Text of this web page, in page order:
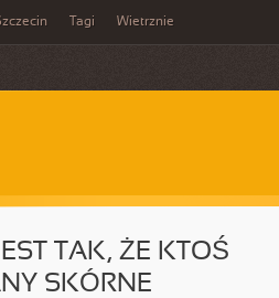
Tagi Wietrznie
TAK, ŻE KTOŚ
SKÓRNE